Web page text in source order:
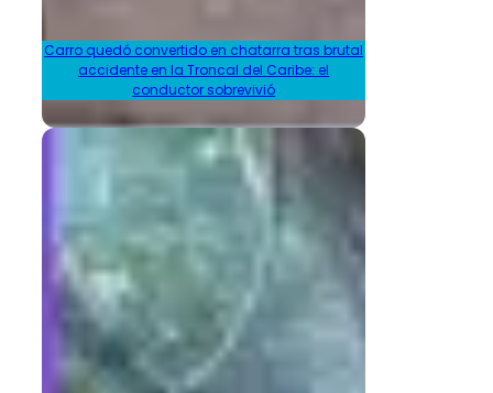
Carro quedó convertido en chatarra tras brutal
accidente en la Troncal del Caribe: el
conductor sobrevivió